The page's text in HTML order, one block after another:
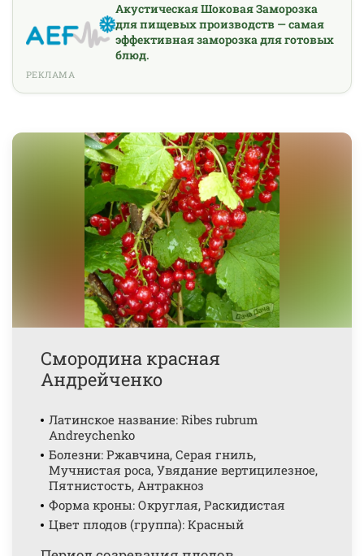
Акустическая Шоковая Заморозка
для пищевых производств — самая
эффективная заморозка для готовых
блюд.
РЕКЛАМА
Смородина красная
Андрейченко
Латинское название: Ribes rubrum
Andreychenko
Болезни: Ржавчина, Серая гниль,
Мучнистая роса, Увядание вертицилезное,
Пятнистость, Антракноз
Форма кроны: Округлая, Раскидистая
Цвет плодов (группа): Красный